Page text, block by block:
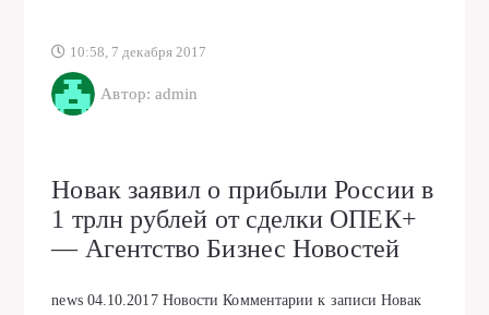
10:58, 7 декабря 2017
Автор: admin
Новак заявил о прибыли России в
1 трлн рублей от сделки ОПЕК+
— Агентство Бизнес Новостей
news 04.10.2017 Новости Комментариик записи Новак